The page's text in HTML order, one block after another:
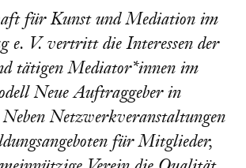
für Kunst und Mediation im
e. V. vertritt die Interessen der
tätigen Mediator*innen im
Neue Auftraggeber in
Netzwerkveranstaltungen
für Mitglieder,